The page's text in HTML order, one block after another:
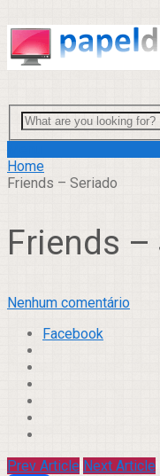
Home
Friends – Seriado
Friends –
Nenhum comentário
Facebook
Prev Article Next Article